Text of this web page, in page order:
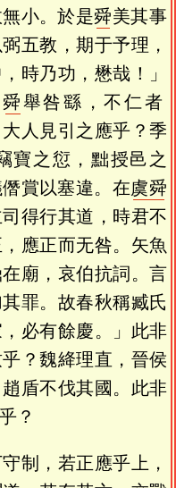
小。於是舜美其事
五教，期于予理，
時乃功，懋哉！」
舜舉咎繇，不仁者
人見引之應乎？季
寶之愆，黜授邑之
賞以塞違。在虞舜
得行其道，時君不
應正而无咎。矢魚
廟，哀伯抗詞。言
罪。故春秋稱臧氏
必有餘慶。」此非
？魏絳理直，晉侯
盾不伐其國。此非
？
制，若正應乎上，